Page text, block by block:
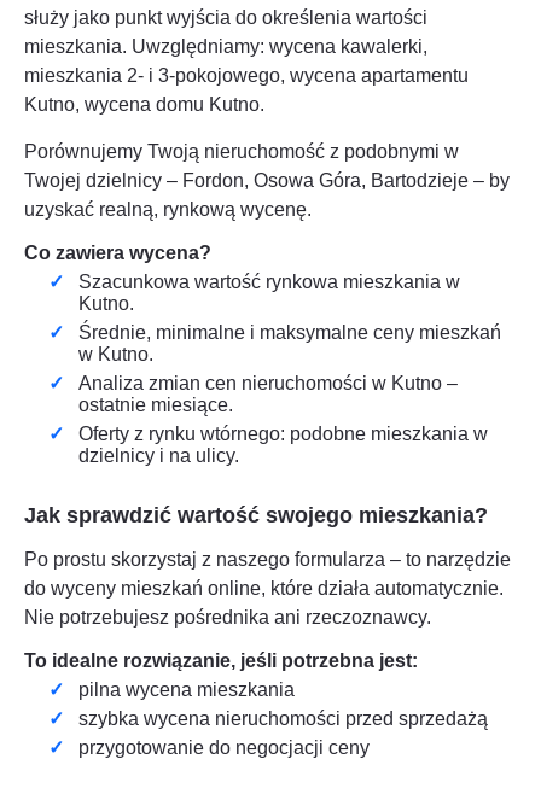
służy jako punkt wyjścia do określenia wartości
mieszkania. Uwzględniamy: wycena kawalerki,
mieszkania 2- i 3-pokojowego, wycena apartamentu
Kutno, wycena domu Kutno.
Porównujemy Twoją nieruchomość z podobnymi w
Twojej dzielnicy – Fordon, Osowa Góra, Bartodzieje – by
uzyskać realną, rynkową wycenę.
Co zawiera wycena?
Szacunkowa wartość rynkowa mieszkania w
Kutno.
Średnie, minimalne i maksymalne ceny mieszkań
w Kutno.
Analiza zmian cen nieruchomości w Kutno –
ostatnie miesiące.
Oferty z rynku wtórnego: podobne mieszkania w
dzielnicy i na ulicy.
Jak sprawdzić wartość swojego mieszkania?
Po prostu skorzystaj z naszego formularza – to narzędzie
do wyceny mieszkań online, które działa automatycznie.
Nie potrzebujesz pośrednika ani rzeczoznawcy.
To idealne rozwiązanie, jeśli potrzebna jest:
pilna wycena mieszkania
szybka wycena nieruchomości przed sprzedażą
przygotowanie do negocjacji ceny